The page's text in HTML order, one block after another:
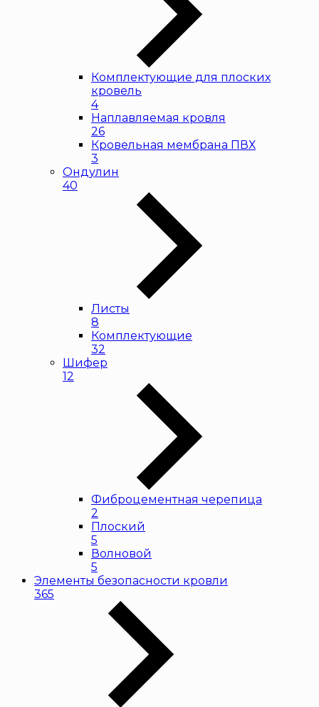
Комплектующие для плоских
кровель
4
Наплавляемая кровля
26
Кровельная мембрана ПВХ
3
Ондулин
40
Листы
8
Комплектующие
32
Шифер
12
Фиброцементная черепица
2
Плоский
5
Волновой
5
Элементы безопасности кровли
365